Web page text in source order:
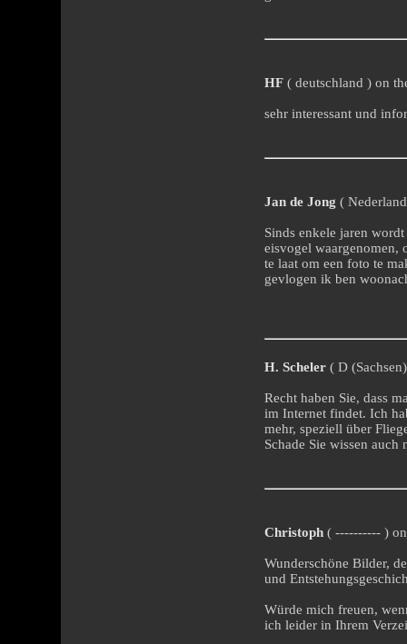
HF ( deutschland ) on
sehr interessant und
Jan de Jong (
Sinds enkele jaren
eisvogel waargenomen,
te laat om een foto te
gevlogen ik ben
H. Scheler ( D
Recht haben Sie, dass
im Internet findet. Ich
mehr, speziell über
Schade Sie wissen
Christoph ( ---------- )
Wunderschöne Bilder,
und
Würde mich freuen,
ich leider in Ihrem